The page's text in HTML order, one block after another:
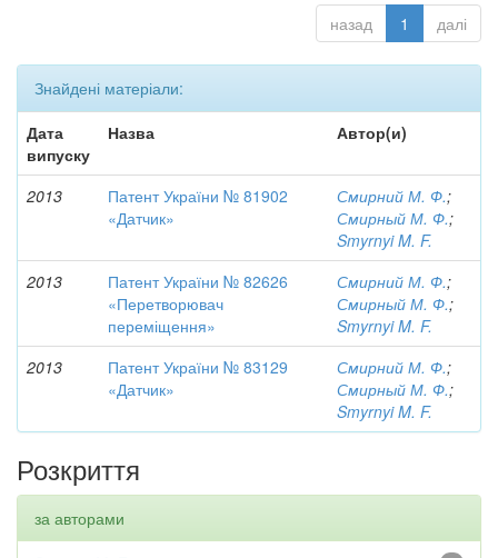
назад 1 далі
Знайдені матеріали:
Дата
випуску
Назва Автор(и)
2013
Патент України № 81902
«Датчик»
Смирний М. Ф.;
Смирный М. Ф.;
Smyrnyi M. F.
2013
Патент України № 82626
«Перетворювач
переміщення»
Смирний М. Ф.;
Смирный М. Ф.;
Smyrnyi M. F.
2013
Патент України № 83129
«Датчик»
Смирний М. Ф.;
Смирный М. Ф.;
Smyrnyi M. F.
Розкриття
за авторами